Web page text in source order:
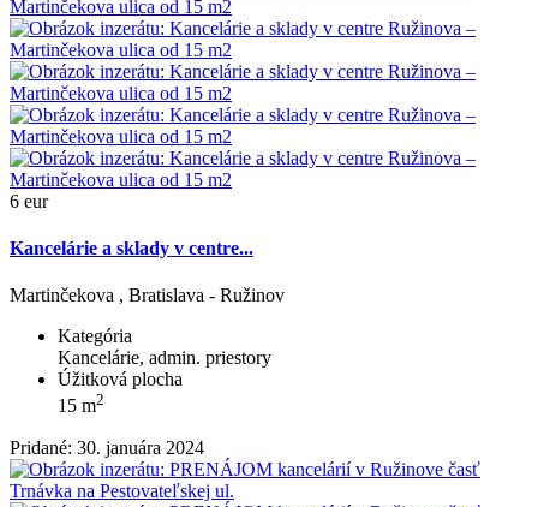
6 eur
Kancelárie a sklady v centre...
Martinčekova , Bratislava - Ružinov
Kategória
Kancelárie, admin. priestory
Úžitková plocha
15 m2
Pridané: 30. januára 2024